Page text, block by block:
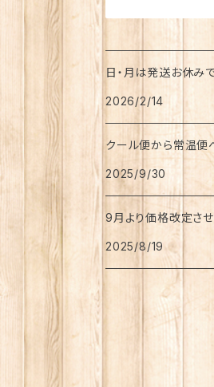
日・月は発送お休みで
2026/2/14
クール便から常温便
2025/9/30
9月より価格改定させ
2025/8/19